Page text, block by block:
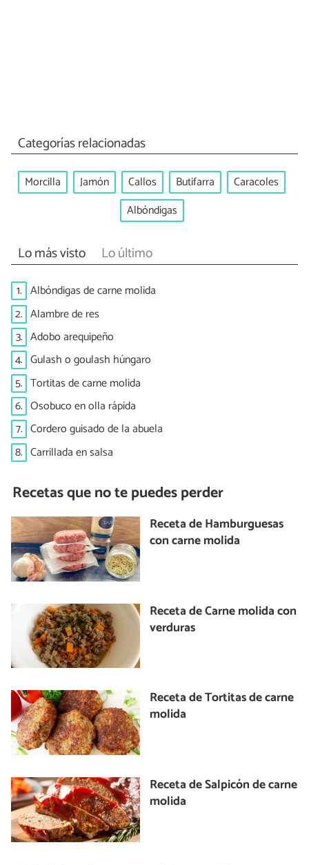
Categorías relacionadas
Morcilla Jamón Callos Butifarra
Caracoles
Albóndigas
Lo más visto Lo último
1. Albóndigas de carne molida
2. Alambre de res
3. Adobo arequipeño
4. Gulash o goulash húngaro
5. Tortitas de carne molida
6. Osobuco en olla rápida
7. Cordero guisado de la abuela
8. Carrillada en salsa
Recetas que no te puedes perder
Receta de Hamburguesas
con carne molida
Receta de Carne molida con
verduras
Receta de Tortitas de carne
molida
Receta de Salpicón de carne
molida